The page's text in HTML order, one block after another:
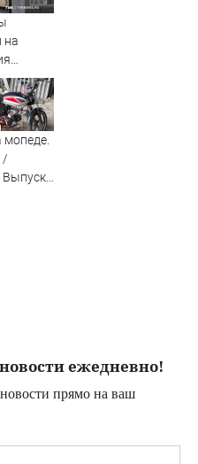
на
у
/
Выпуск
ежедневно!
прямо на ваш